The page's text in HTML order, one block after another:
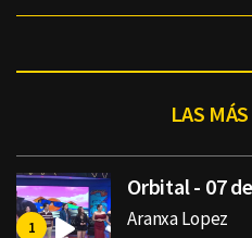
LAS
Orbital - 07
Aranxa Lopez